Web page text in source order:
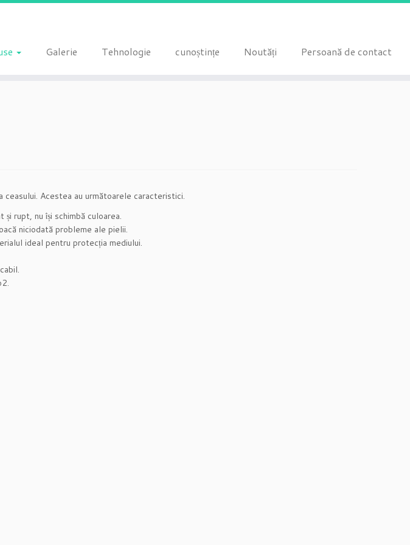
Galerie Tehnologie cunoștințe Noutăți Persoană de contact
ceasului. Acestea au următoarele caracteristici.
rupt, nu își schimbă culoarea.
niciodată probleme ale pielii.
ideal pentru protecția mediului.